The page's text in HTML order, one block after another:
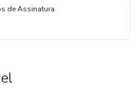
de Assinatura